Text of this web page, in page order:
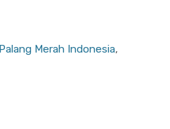
Palang Merah Indonesia,